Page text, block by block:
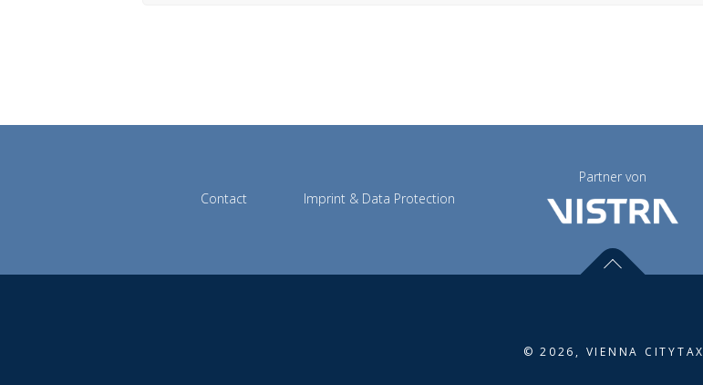
Contact Imprint & Data Protection
Partner von
© 2026, VIENNA CITYTAX